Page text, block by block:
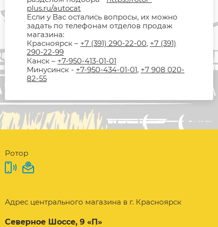
plus.ru/autocat
Если у Вас остались вопросы, их можно
задать по телефонам отделов продаж
магазина:
Красноярск – +7 (391) 290-22-00, +7 (391)
290-22-99
Канск – +7-950-413-01-01
Минусинск - +7-950-434-01-01, +7 908 020-
82-55
Ротор
Адрес центрального магазина в г. Красноярск
Северное Шоссе, 9 «П»